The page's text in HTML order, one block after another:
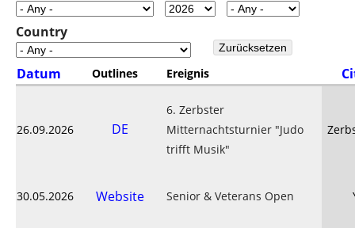
Country
Datum Outlines Ereignis
26.09.2026 DE
6. Zerbster
Mitternachtsturnier "Judo
trifft Musik"
30.05.2026 Website Senior & Veterans Open